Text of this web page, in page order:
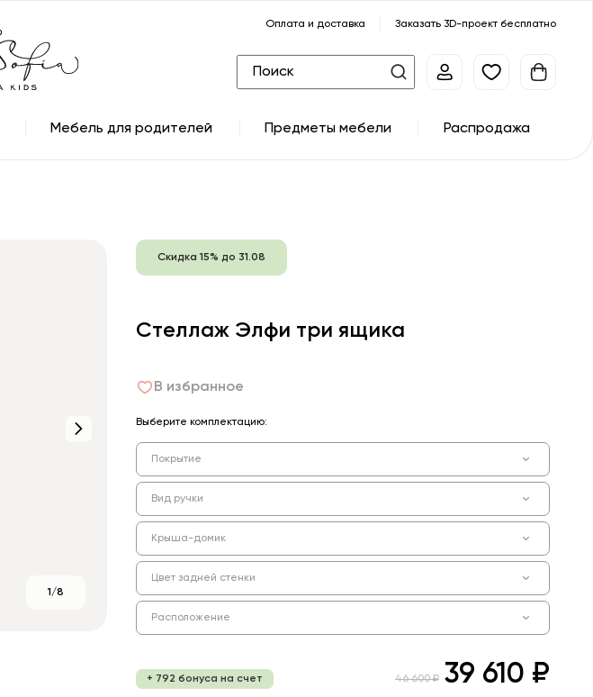
Оплата и доставка Заказать 3D-проект бесплатно
Мебель для родителей Предметы мебели Распродажа
1/8
Скидка 15% до 31.08
Стеллаж Элфи три ящика
В избранное
Выберите комплектацию:
Покрытие
Вид ручки
Крыша-домик
Цвет задней стенки
Расположение
+ 792 бонуса на счет 46 600 ₽ 39 610 ₽